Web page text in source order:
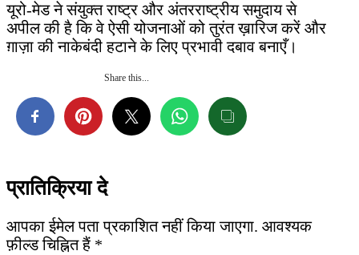
यूरो-मेड ने संयुक्त राष्ट्र और अंतरराष्ट्रीय समुदाय से
अपील की है कि वे ऐसी योजनाओं को तुरंत ख़ारिज करें और
ग़ाज़ा की नाकेबंदी हटाने के लिए प्रभावी दबाव बनाएँ।
Share this...
प्रातिक्रिया दे
आपका ईमेल पता प्रकाशित नहीं किया जाएगा. आवश्यक
फ़ील्ड चिह्नित हैं *